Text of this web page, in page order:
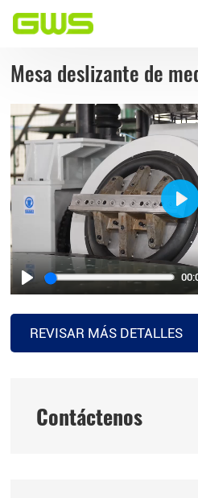
Mesa deslizante de
Play
REVISAR MÁS DETALLES
Contáctenos